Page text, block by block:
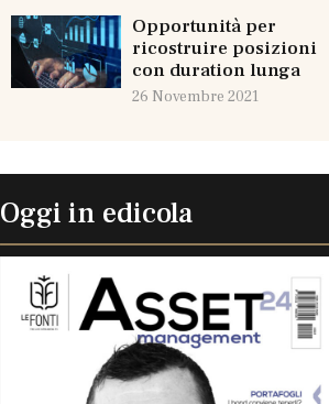
Opportunità per
ricostruire posizioni
con duration lunga
26 Novembre 2021
Oggi in edicola